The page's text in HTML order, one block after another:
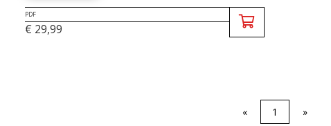
PDF
€ 29,99
« 1 »